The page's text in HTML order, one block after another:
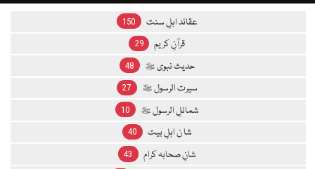
150 عقائد اہلِ سنت
29 قرآنِ کریم
48 حدیث نبوی ﷺ
27 سیرت الرسول ﷺ
10 شمائلِ الرسول ﷺ
40 شا ن اہلِ بیت
43 شانِ صحابہ کرام